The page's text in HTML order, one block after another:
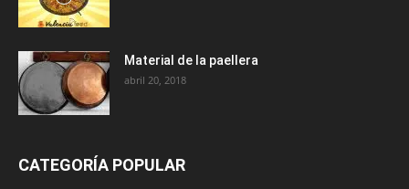
Material de la paellera
abril 20, 2018
CATEGORÍA POPULAR